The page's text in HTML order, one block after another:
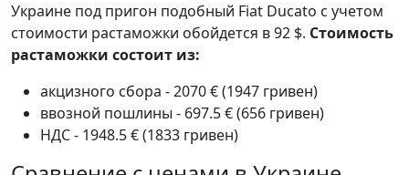
Украине под пригон подобный Fiat Ducato с учетом
стоимости растаможки обойдется в 92 $. Стоимость
растаможки состоит из:
акцизного сбора - 2070 € (1947 гривен)
ввозной пошлины - 697.5 € (656 гривен)
НДС - 1948.5 € (1833 гривен)